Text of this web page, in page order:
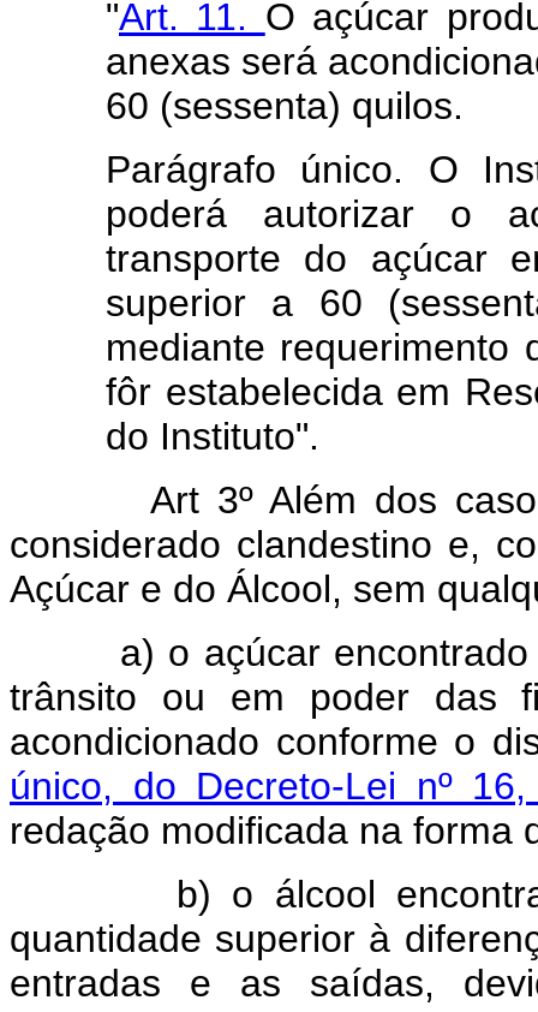
"Art. 11. O açúcar
anexas será
60 (sessenta) quilos.
Parágrafo único. O
poderá autorizar o
transporte do açúcar
superior a 60
mediante requerimento
fôr estabelecida em
do Instituto".
Art 3º Além dos casos
considerado clandestino e,
Açúcar e do Álcool, sem
a) o açúcar encontrado
trânsito ou em poder das
acondicionado conforme o
único, do Decreto-Lei nº
redação modificada na forma
b) o álcool encontrado
quantidade superior à
entradas e as saídas,